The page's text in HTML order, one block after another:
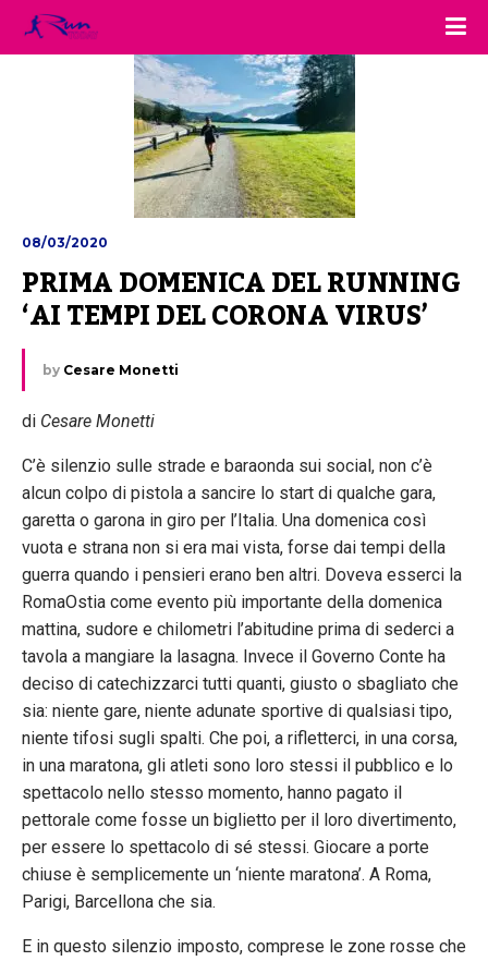
08/03/2020
PRIMA DOMENICA DEL RUNNING
‘AI TEMPI DEL CORONA VIRUS’
by Cesare Monetti
di Cesare Monetti
C’è silenzio sulle strade e baraonda sui social, non c’è
alcun colpo di pistola a sancire lo start di qualche gara,
garetta o garona in giro per l’Italia. Una domenica così
vuota e strana non si era mai vista, forse dai tempi della
guerra quando i pensieri erano ben altri. Doveva esserci la
RomaOstia come evento più importante della domenica
mattina, sudore e chilometri l’abitudine prima di sederci a
tavola a mangiare la lasagna. Invece il Governo Conte ha
deciso di catechizzarci tutti quanti, giusto o sbagliato che
sia: niente gare, niente adunate sportive di qualsiasi tipo,
niente tifosi sugli spalti. Che poi, a rifletterci, in una corsa,
in una maratona, gli atleti sono loro stessi il pubblico e lo
spettacolo nello stesso momento, hanno pagato il
pettorale come fosse un biglietto per il loro divertimento,
per essere lo spettacolo di sé stessi. Giocare a porte
chiuse è semplicemente un ‘niente maratona’. A Roma,
Parigi, Barcellona che sia.
E in questo silenzio imposto, comprese le zone rosse che